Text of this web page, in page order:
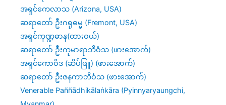
အရှင်ကေလာသ (Arizona, USA)
ဆရာတော် ဦးဂရုဓမ္မ (Fremont, USA)
အရှင်ကုဏ္ဍဓာန(ထားဝယ်)
ဆရာတော် ဦးကုမာရာဘိဝံသ (ဖားအောက်)
အရှင်ကောဝိဒ (ဆိပ်ဖြူ) (ဖားအောက်)
ဆရာတော် ဦးဇနကာဘိဝံသ (ဖားအောက်)
Venerable Paññādhikālaṅkāra (Pyinnyaryaungchi,